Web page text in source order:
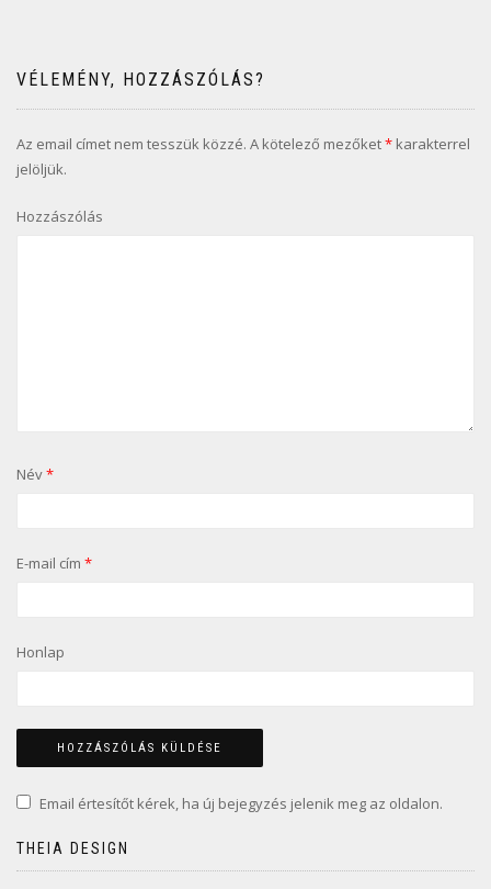
VÉLEMÉNY, HOZZÁSZÓLÁS?
Az email címet nem tesszük közzé. A kötelező mezőket* karakterrel
jelöljük.
Hozzászólás
Név*
E-mail cím *
Honlap
Email értesítőt kérek, ha új bejegyzés jelenik meg az oldalon.
THEIA DESIGN